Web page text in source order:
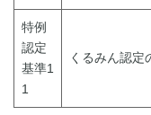
特例
認定
基準1
1
くるみん認定